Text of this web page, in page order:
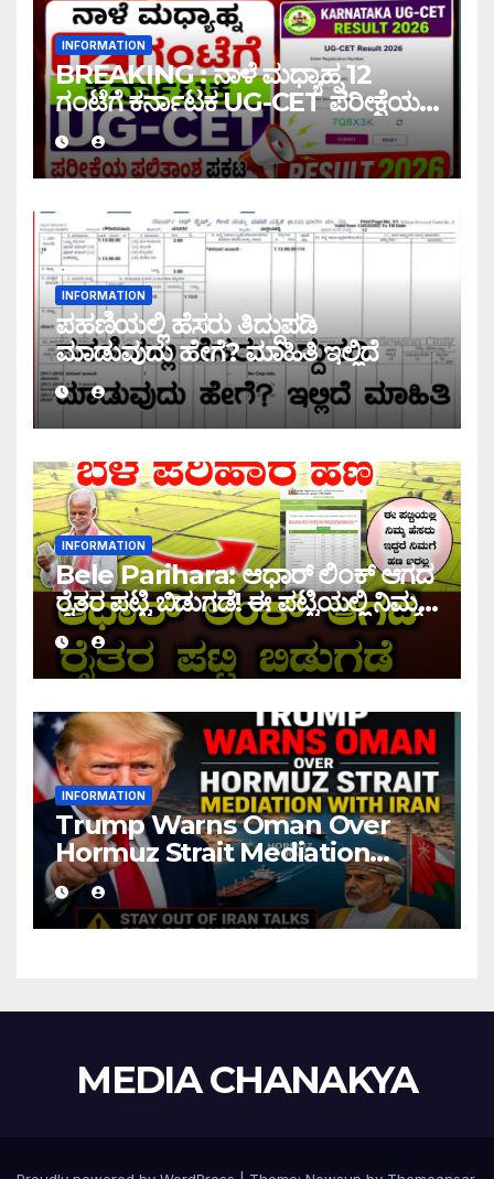
INFORMATION
BREAKING : ನಾಳೆ ಮಧ್ಯಾಹ್ನ 12
ಗಂಟೆಗೆ ಕರ್ನಾಟಕ UG-CET ಪರೀಕ್ಷೆಯ
ಫಲಿತಾಂಶ ಪ್ರಕಟ |UG-CET Result
2026
INFORMATION
ಪಹಣಿಯಲ್ಲಿ ಹೆಸರು ತಿದ್ದುಪಡಿ
ಮಾಡುವುದು ಹೇಗೆ? ಮಾಹಿತಿ ಇಲ್ಲಿದೆ
INFORMATION
Bele Parihara: ಆಧಾರ್ ಲಿಂಕ್ ಆಗದ
ರೈತರ ಪಟ್ಟಿ ಬಿಡುಗಡೆ! ಈ ಪಟ್ಟಿಯಲ್ಲಿ ನಿಮ್ಮ
ಹೆಸರು ಇದ್ದರೆ ನಿಮಗೆ ಹಣ ಜಮಾ ಆಗಲ್ಲ !
INFORMATION
Trump Warns Oman Over
Hormuz Strait Mediation
With Iran
MEDIA CHANAKYA